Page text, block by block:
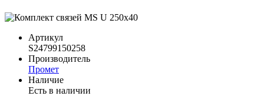
Артикул
S24799150258
Производитель
Промет
Наличие
Есть в наличии